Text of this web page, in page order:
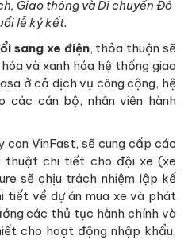
Giao thông và Di chuyển Đô
lễ ký kết.
sang xe điện, thỏa thuận sẽ
và xanh hóa hệ thống giao
ở cả dịch vụ công cộng, hệ
các cán bộ, nhân viên hành
con VinFast, sẽ cung cấp các
thuật chi tiết cho đội xe (xe
sẽ chịu trách nhiệm lập kế
tiết về dự án mua xe và phát
các thủ tục hành chính và
cho hoạt động nhập khẩu,